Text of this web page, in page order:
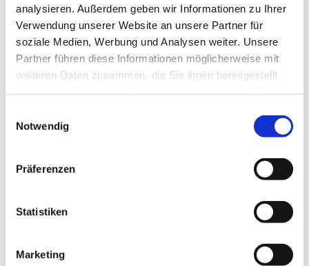
analysieren. Außerdem geben wir Informationen zu Ihrer
Verwendung unserer Website an unsere Partner für
soziale Medien, Werbung und Analysen weiter. Unsere
Partner führen diese Informationen möglicherweise mit
weiteren Daten zusammen, die Sie ihnen bereitgestellt
Notwendig
Präferenzen
Statistiken
Marketing
Dies könnte Sie auch interessieren